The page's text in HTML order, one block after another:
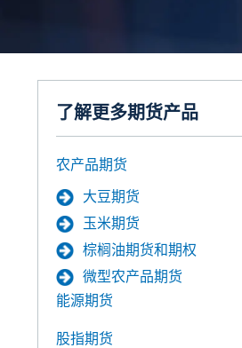
了解更多期货产品
农产品期货
大豆期货
玉米期货
棕榈油期货和期权
微型农产品期货
能源期货
股指期货